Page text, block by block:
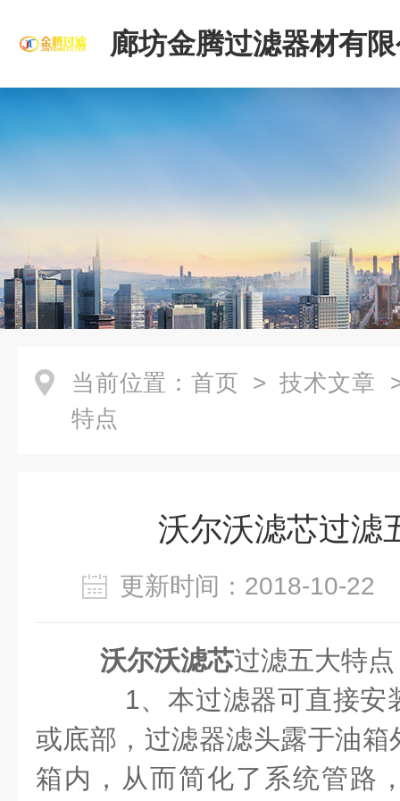
廊坊金腾过滤器材有
当前位置： 首页 > 技术文章
特点
沃尔沃滤芯过滤
更新时间：2018-10-
沃尔沃滤芯过滤五大特
1、本过滤器可直接安
或底部，过滤器滤头露于油
箱内，从而简化了系统管路